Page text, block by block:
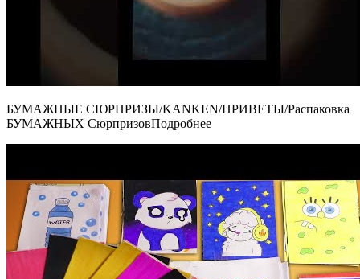
БУМАЖНЫЕ СЮРПРИЗЫ/KANKEN/ПРИВЕТЫ/Распаковка
БУМАЖНЫХ СюрпризовПодробнее